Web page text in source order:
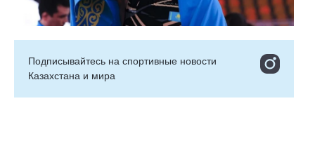
Подписывайтесь на cпортивные новости
Казахстана и мира